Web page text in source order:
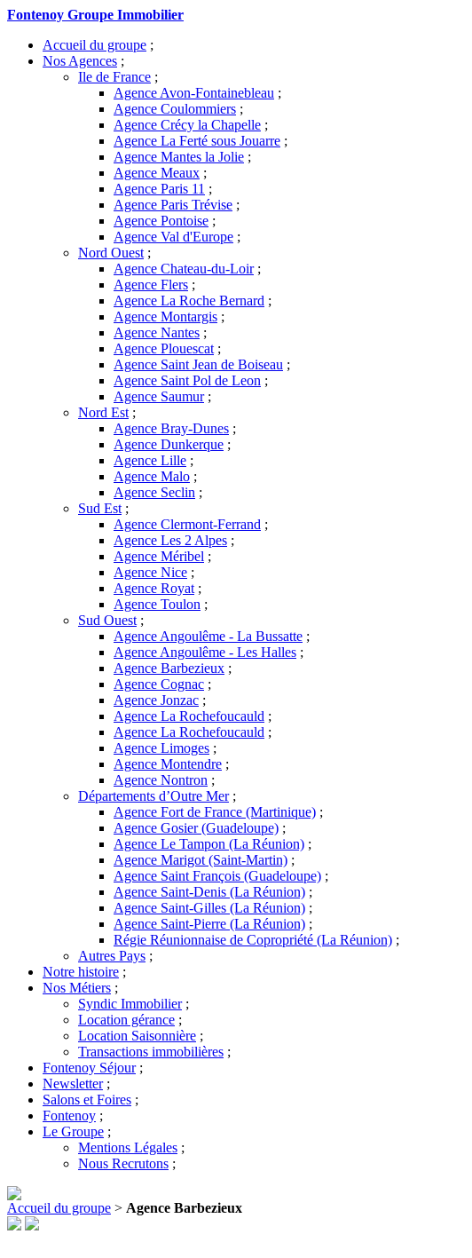
Fontenoy Groupe Immobilier
Accueil du groupe ;
Nos Agences ;
Ile de France ;
Agence Avon-Fontainebleau ;
Agence Coulommiers ;
Agence Crécy la Chapelle ;
Agence La Ferté sous Jouarre ;
Agence Mantes la Jolie ;
Agence Meaux ;
Agence Paris 11 ;
Agence Paris Trévise ;
Agence Pontoise ;
Agence Val d'Europe ;
Nord Ouest ;
Agence Chateau-du-Loir;
Agence Flers ;
Agence La Roche Bernard ;
Agence Montargis ;
Agence Nantes ;
Agence Plouescat ;
Agence Saint Jean de Boiseau ;
Agence Saint Pol de Leon ;
Agence Saumur;
Nord Est ;
Agence Bray-Dunes ;
Agence Dunkerque ;
Agence Lille ;
Agence Malo ;
Agence Seclin ;
Sud Est ;
Agence Clermont-Ferrand ;
Agence Les 2 Alpes ;
Agence Méribel ;
Agence Nice ;
Agence Royat ;
Agence Toulon ;
Sud Ouest ;
Agence Angoulême - La Bussatte ;
Agence Angoulême - Les Halles ;
Agence Barbezieux ;
Agence Cognac ;
Agence Jonzac ;
Agence La Rochefoucauld ;
Agence La Rochefoucauld ;
Agence Limoges ;
Agence Montendre ;
Agence Nontron ;
Départements d’Outre Mer;
Agence Fort de France (Martinique) ;
Agence Gosier (Guadeloupe) ;
Agence Le Tampon (La Réunion) ;
Agence Marigot (Saint-Martin) ;
Agence Saint François (Guadeloupe) ;
Agence Saint-Denis (La Réunion) ;
Agence Saint-Gilles (La Réunion) ;
Agence Saint-Pierre (La Réunion) ;
Régie Réunionnaise de Copropriété (La Réunion) ;
Autres Pays ;
Notre histoire ;
Nos Métiers ;
Syndic Immobilier;
Location gérance ;
Location Saisonnière ;
Transactions immobilières ;
Fontenoy Séjour;
Newsletter;
Salons et Foires ;
Fontenoy ;
Le Groupe ;
Mentions Légales ;
Nous Recrutons ;
Accueil du groupe > Agence Barbezieux